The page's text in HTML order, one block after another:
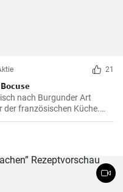
21
nach Burgunder Art
der französischen Küche.
der Heimat des berühmten
langsam gegart wird.